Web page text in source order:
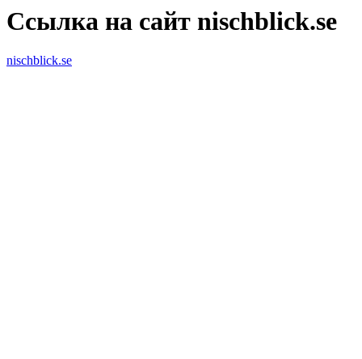
Ссылка на сайт nischblick.se
nischblick.se